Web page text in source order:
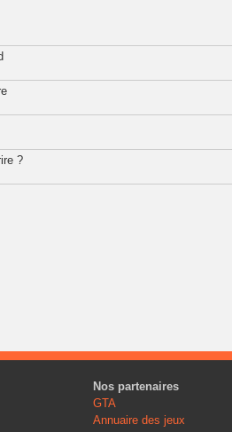
?
Nos partenaires
GTA
Annuaire des jeux